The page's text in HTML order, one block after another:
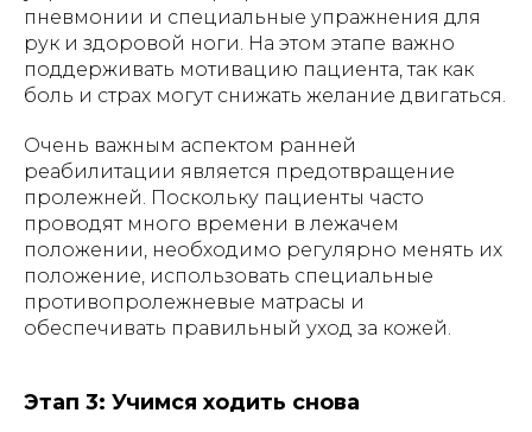
пневмонии и специальные упражнения для
рук и здоровой ноги. На этом этапе важно
поддерживать мотивацию пациента, так как
боль и страх могут снижать желание двигаться.
Очень важным аспектом ранней
реабилитации является предотвращение
пролежней. Поскольку пациенты часто
проводят много времени в лежачем
положении, необходимо регулярно менять их
положение, использовать специальные
противопролежневые матрасы и
обеспечивать правильный уход за кожей.
Этап 3: Учимся ходить снова